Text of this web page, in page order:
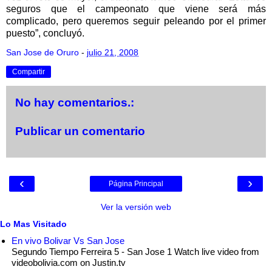
seguros que el campeonato que viene será más
complicado, pero queremos seguir peleando por el primer
puesto”, concluyó.
San Jose de Oruro - julio 21, 2008
Compartir
No hay comentarios.:
Publicar un comentario
‹ ›
Página Principal
Ver la versión web
Lo Mas Visitado
En vivo Bolivar Vs San Jose
Segundo Tiempo Ferreira 5 - San Jose 1 Watch live video from
videobolivia.com on Justin.tv